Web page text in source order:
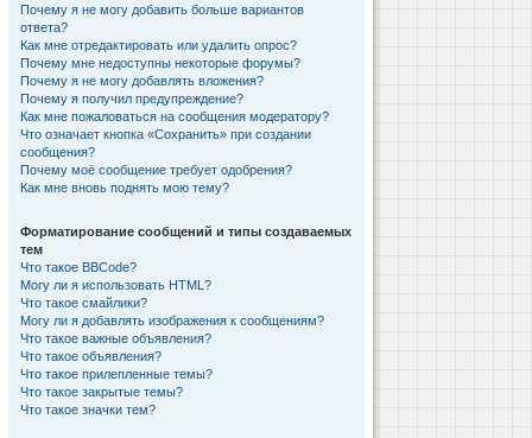
Почему я не могу добавить больше вариантов
ответа?
Как мне отредактировать или удалить опрос?
Почему мне недоступны некоторые форумы?
Почему я не могу добавлять вложения?
Почему я получил предупреждение?
Как мне пожаловаться на сообщения модератору?
Что означает кнопка «Сохранить» при создании
сообщения?
Почему моё сообщение требует одобрения?
Как мне вновь поднять мою тему?
Форматирование сообщений и типы создаваемых
тем
Что такое BBCode?
Могу ли я использовать HTML?
Что такое смайлики?
Могу ли я добавлять изображения к сообщениям?
Что такое важные объявления?
Что такое объявления?
Что такое прилепленные темы?
Что такое закрытые темы?
Что такое значки тем?